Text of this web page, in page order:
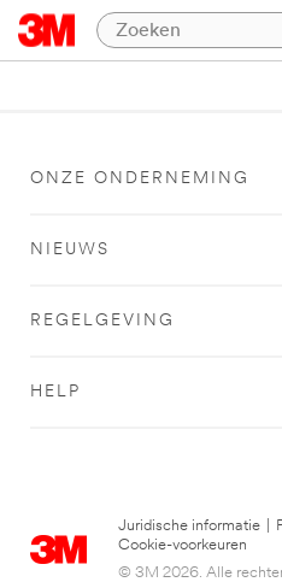
ONZE ONDERNEMING
NIEUWS
REGELGEVING
HELP
Juridische informatie
Cookie-voorkeuren
© 3M 2026. Alle